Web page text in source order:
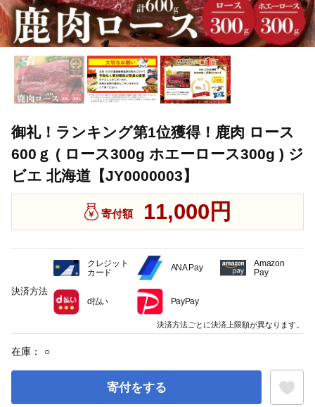
御礼！ランキング第1位獲得！鹿肉 ロース
600ｇ ( ロース300g ホエーロース300g ) ジ
ビエ 北海道【JY0000003】
寄付額 11,000円
在庫： ○
寄付をする
決済方法
クレジット
カード
ANA Pay
Amazon
Pay
d払い PayPay
決済方法ごとに決済上限額が異なります。